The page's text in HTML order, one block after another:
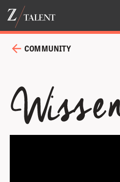
COMMUNITY